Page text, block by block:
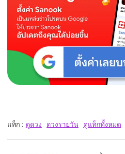
แท็ก : ดูดวง ดวงรายวัน ดูแท็กทั้งหมด